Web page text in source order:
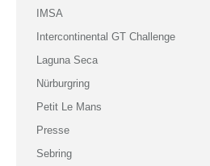
IMSA
Intercontinental GT Challenge
Laguna Seca
Nürburgring
Petit Le Mans
Presse
Sebring